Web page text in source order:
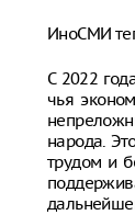
ИноСМИ
С 2022
чья
народа.
трудом и